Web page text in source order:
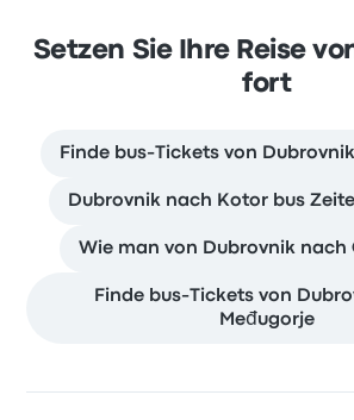
Setzen Sie Ihre Reise
fort
Finde bus-Tickets von
Dubrovnik nach Kotor bus
Wie man von Dubrovnik nach
Finde bus-Tickets von
Međugorje